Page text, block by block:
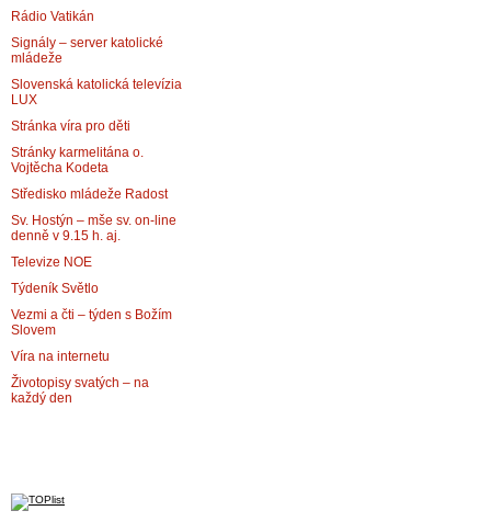
Rádio Vatikán
Signály – server katolické
mládeže
Slovenská katolická televízia
LUX
Stránka víra pro děti
Stránky karmelitána o.
Vojtěcha Kodeta
Středisko mládeže Radost
Sv. Hostýn – mše sv. on-line
denně v 9.15 h. aj.
Televize NOE
Týdeník Světlo
Vezmi a čti – týden s Božím
Slovem
Víra na internetu
Životopisy svatých – na
každý den